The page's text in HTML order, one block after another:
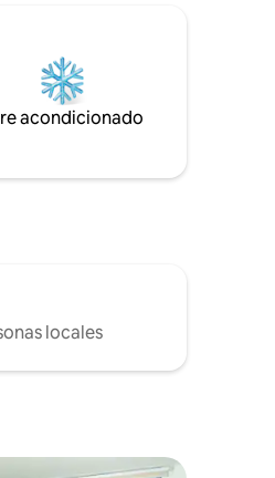
caliente,
de café,
de cocina, centro de
acondicionado
locales